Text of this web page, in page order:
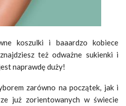
koszulki i baaardzo kobiece
też odważne sukienki i
naprawdę duży!
zarówno na początek, jak i
już zorientowanych w świecie